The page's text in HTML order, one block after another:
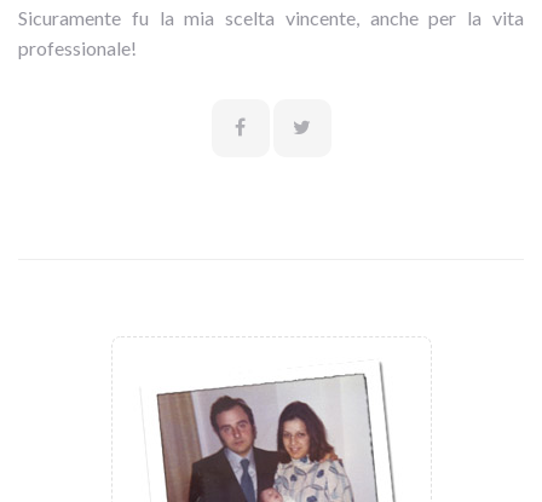
Sicuramente fu la mia scelta vincente, anche per la vita
professionale!